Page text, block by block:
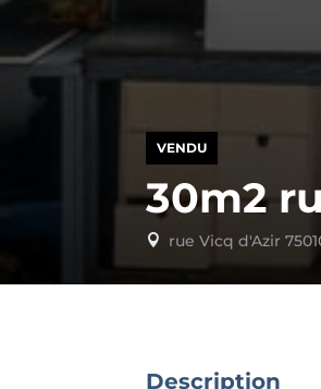
VENDU
30m2
 rue Vicq d'Azir
Description